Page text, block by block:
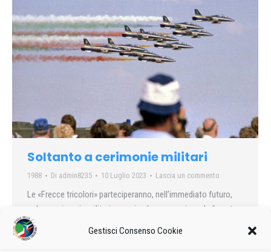
Gestisci Consenso Cookie
Soltanto a cerimonie militari
1988 Di admin8235 10 Luglio 2023 Lascia un commento
Le «Frecce tricolori» parteciperanno, nell’immediato futuro,
solo a cerimonie militari, compiendo passaggi con le fumate.
Lo ha reso noto l’Aeronautica militare con un comunicato…